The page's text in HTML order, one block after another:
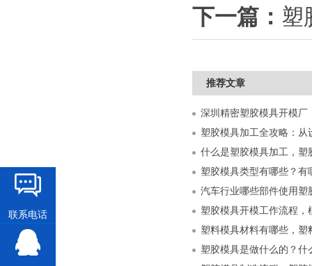
下一篇： 塑
推荐文章
什么是塑胶模具加工，塑
塑胶模具类型有哪些？有
汽车行业哪些部件使用塑
塑胶模具开模工作流程，
塑料模具材料有哪些，塑
塑胶模具是做什么的？什
联系电话